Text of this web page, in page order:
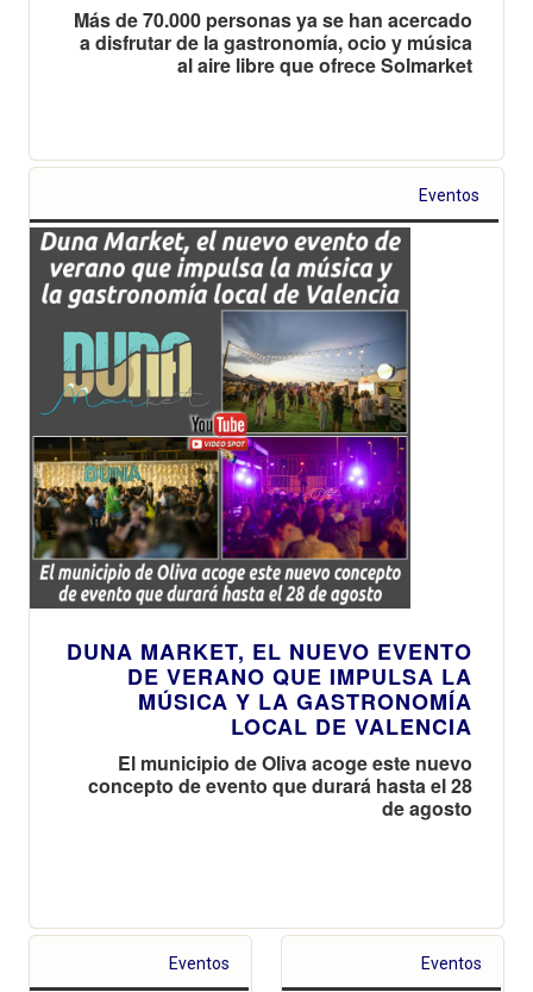
Más de 70.000 personas ya se han acercado
a disfrutar de la gastronomía, ocio y música
al aire libre que ofrece Solmarket
Eventos
DUNA MARKET, EL NUEVO EVENTO
DE VERANO QUE IMPULSA LA
MÚSICA Y LA GASTRONOMÍA
LOCAL DE VALENCIA
El municipio de Oliva acoge este nuevo
concepto de evento que durará hasta el 28
de agosto
Eventos Eventos